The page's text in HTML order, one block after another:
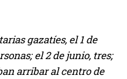
gazatíes, el 1 de
el 2 de junio, tres;
arribar al centro de